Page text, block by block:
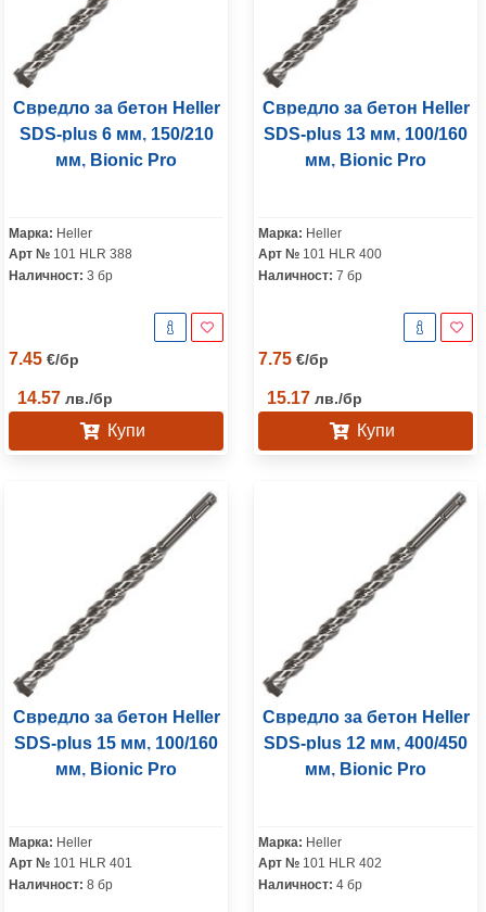
Свредло за бетон Heller
SDS-plus 6 мм, 150/210
мм, Bionic Pro
Марка: Heller
Арт № 101 HLR 388
Наличност: 3 бр
7.45 €/бр
14.57 лв./бр
Купи
Свредло за бетон Heller
SDS-plus 13 мм, 100/160
мм, Bionic Pro
Марка: Heller
Арт № 101 HLR 400
Наличност: 7 бр
7.75 €/бр
15.17 лв./бр
Купи
Свредло за бетон Heller
SDS-plus 15 мм, 100/160
мм, Bionic Pro
Марка: Heller
Арт № 101 HLR 401
Наличност: 8 бр
Свредло за бетон Heller
SDS-plus 12 мм, 400/450
мм, Bionic Pro
Марка: Heller
Арт № 101 HLR 402
Наличност: 4 бр